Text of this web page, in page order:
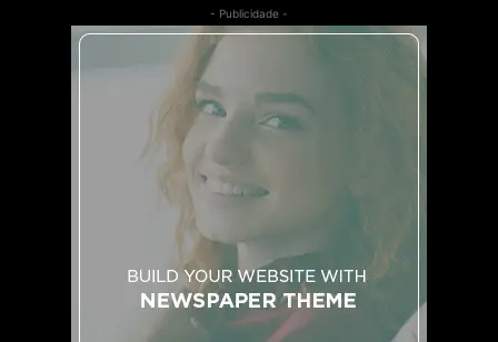
- Publicidade -